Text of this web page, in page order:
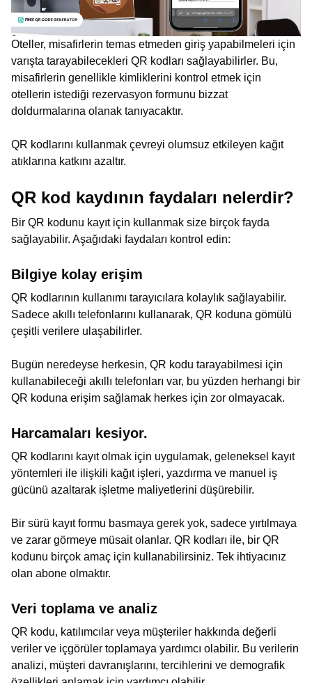
Oteller, misafirlerin temas etmeden giriş yapabilmeleri için
varışta tarayabilecekleri QR kodları sağlayabilirler. Bu,
misafirlerin genellikle kimliklerini kontrol etmek için
otellerin istediği rezervasyon formunu bizzat
doldurmalarına olanak tanıyacaktır.
QR kodlarını kullanmak çevreyi olumsuz etkileyen kağıt
atıklarına katkını azaltır.
QR kod kaydının faydaları nelerdir?
Bir QR kodunu kayıt için kullanmak size birçok fayda
sağlayabilir. Aşağıdaki faydaları kontrol edin:
Bilgiye kolay erişim
QR kodlarının kullanımı tarayıcılara kolaylık sağlayabilir.
Sadece akıllı telefonlarını kullanarak, QR koduna gömülü
çeşitli verilere ulaşabilirler.
Bugün neredeyse herkesin, QR kodu tarayabilmesi için
kullanabileceği akıllı telefonları var, bu yüzden herhangi bir
QR koduna erişim sağlamak herkes için zor olmayacak.
Harcamaları kesiyor.
QR kodlarını kayıt olmak için uygulamak, geleneksel kayıt
yöntemleri ile ilişkili kağıt işleri, yazdırma ve manuel iş
gücünü azaltarak işletme maliyetlerini düşürebilir.
Bir sürü kayıt formu basmaya gerek yok, sadece yırtılmaya
ve zarar görmeye müsait olanlar. QR kodları ile, bir QR
kodunu birçok amaç için kullanabilirsiniz. Tek ihtiyacınız
olan abone olmaktır.
Veri toplama ve analiz
QR kodu, katılımcılar veya müşteriler hakkında değerli
veriler ve içgörüler toplamaya yardımcı olabilir. Bu verilerin
analizi, müşteri davranışlarını, tercihlerini ve demografik